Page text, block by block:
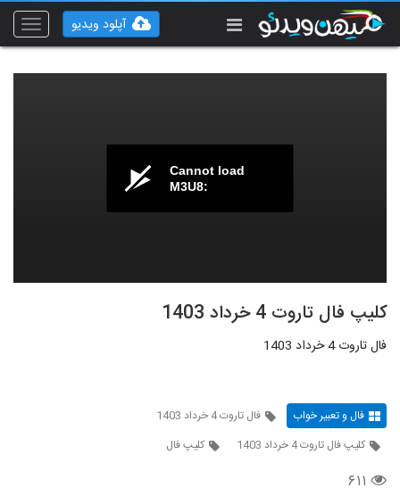
Toggle
آپلود ویدیو
Cannot load
M3U8:
کلیپ فال تاروت 4 خرداد 1403
فال تاروت 4 خرداد 1403
فال و تعبیر خواب
فال تاروت 4 خرداد 1403
کلیپ فال تاروت 4 خرداد 1403
کلیپ فال
۶۱۱